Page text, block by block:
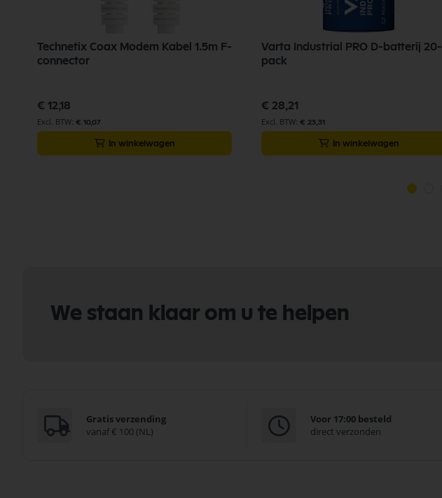
Technetix Coax Modem Kabel 1.5m F-
connector
€ 12,18
€ 10,07
In winkelwagen
Varta Industrial PRO D-batterij 20-
pack
€ 28,21
€ 23,31
In winkelwagen
We staan klaar om u te helpen
Gratis verzending
vanaf € 100 (NL)
Voor 17:00 besteld
direct verzonden